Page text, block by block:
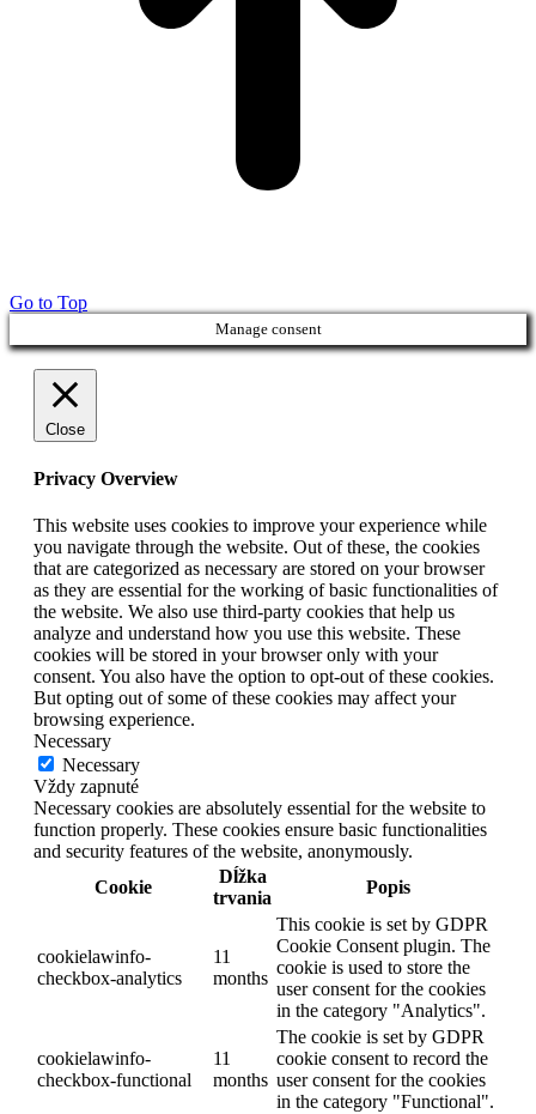
Go to Top
Manage consent
Close
Privacy Overview
This website uses cookies to improve your experience while
you navigate through the website. Out of these, the cookies
that are categorized as necessary are stored on your browser
as they are essential for the working of basic functionalities of
the website. We also use third-party cookies that help us
analyze and understand how you use this website. These
cookies will be stored in your browser only with your
consent. You also have the option to opt-out of these cookies.
But opting out of some of these cookies may affect your
browsing experience.
Necessary
Necessary
Vždy zapnuté
Necessary cookies are absolutely essential for the website to
function properly. These cookies ensure basic functionalities
and security features of the website, anonymously.
Cookie
Dĺžka
trvania
Popis
cookielawinfo-
checkbox-analytics
11
months
This cookie is set by GDPR
Cookie Consent plugin. The
cookie is used to store the
user consent for the cookies
in the category "Analytics".
cookielawinfo-
checkbox-functional
11
months
The cookie is set by GDPR
cookie consent to record the
user consent for the cookies
in the category "Functional".